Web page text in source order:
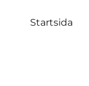
Startsida